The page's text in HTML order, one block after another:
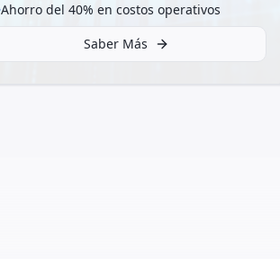
Ahorro del 40% en costos operativos
Saber Más